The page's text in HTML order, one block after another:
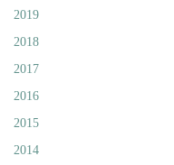
2019
2018
2017
2016
2015
2014